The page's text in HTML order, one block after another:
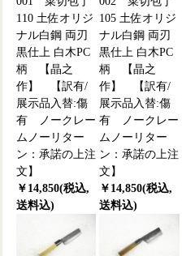
110 土佐オリジ
ナル白鋼 両刃
黒仕上 白木PC
柄 【晶之
作】 【訳有/
展示品入替:傷
有 ノークレー
ムノーリター
ン：承諾の上注
文】
￥14,850(税込,
送料込)
105 土佐オリジ
ナル白鋼 両刃
黒仕上 白木PC
柄 【晶之
作】 【訳有/
展示品入替:傷
有 ノークレー
ムノーリター
ン：承諾の上注
文】
￥14,850(税込,
送料込)